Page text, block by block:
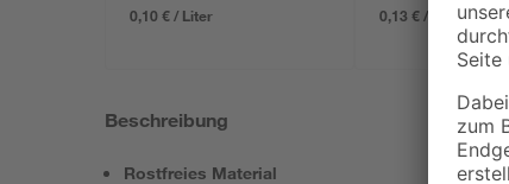
0,10 € / Liter 0,13 € / Kilogramm
Beschreibung
Rostfreies Material